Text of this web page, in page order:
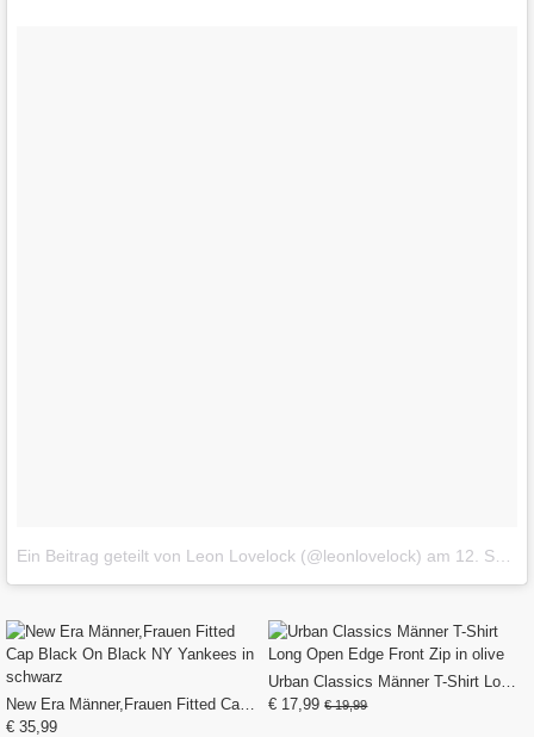
Ein Beitrag geteilt von Leon Lovelock (@leonlovelock) am 12. Sep 2017 um 9:12 Uhr
New Era Männer,Frauen Fitted Cap Black On Black NY Yankees in schwarz
€ 35,99
Urban Classics Männer T-Shirt Long Open Edge Front Zip in olive
€ 17,99€ 19,99